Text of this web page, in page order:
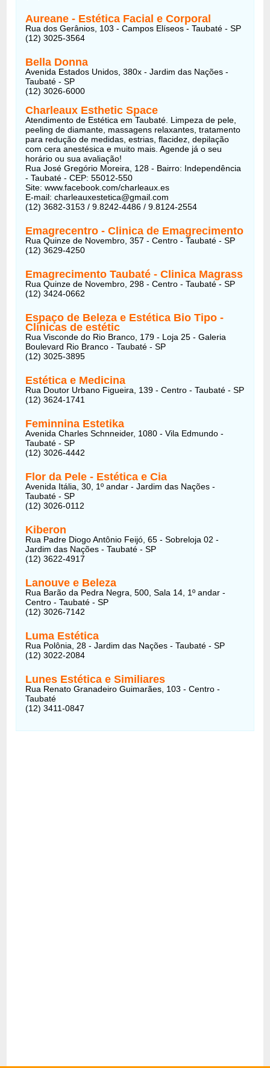
Aureane - Estética Facial e Corporal
Rua dos Gerânios, 103 - Campos Elíseos - Taubaté - SP
(12) 3025-3564
Bella Donna
Avenida Estados Unidos, 380x - Jardim das Nações -
Taubaté - SP
(12) 3026-6000
Charleaux Esthetic Space
Atendimento de Estética em Taubaté. Limpeza de pele,
peeling de diamante, massagens relaxantes, tratamento
para redução de medidas, estrias, flacidez, depilação
com cera anestésica e muito mais. Agende já o seu
horário ou sua avaliação!
Rua José Gregório Moreira, 128 - Bairro: Independência
- Taubaté - CEP: 55012-550
Site: www.facebook.com/charleaux.es
E-mail: charleauxestetica@gmail.com
(12) 3682-3153 / 9.8242-4486 / 9.8124-2554
Emagrecentro - Clinica de Emagrecimento
Rua Quinze de Novembro, 357 - Centro - Taubaté - SP
(12) 3629-4250
Emagrecimento Taubaté - Clinica Magrass
Rua Quinze de Novembro, 298 - Centro - Taubaté - SP
(12) 3424-0662
Espaço de Beleza e Estética Bio Tipo -
Clínicas de estétic
Rua Visconde do Rio Branco, 179 - Loja 25 - Galeria
Boulevard Rio Branco - Taubaté - SP
(12) 3025-3895
Estética e Medicina
Rua Doutor Urbano Figueira, 139 - Centro - Taubaté - SP
(12) 3624-1741
Feminnina Estetika
Avenida Charles Schnneider, 1080 - Vila Edmundo -
Taubaté - SP
(12) 3026-4442
Flor da Pele - Estética e Cia
Avenida Itália, 30, 1º andar - Jardim das Nações -
Taubaté - SP
(12) 3026-0112
Kiberon
Rua Padre Diogo Antônio Feijó, 65 - Sobreloja 02 -
Jardim das Nações - Taubaté - SP
(12) 3622-4917
Lanouve e Beleza
Rua Barão da Pedra Negra, 500, Sala 14, 1º andar -
Centro - Taubaté - SP
(12) 3026-7142
Luma Estética
Rua Polônia, 28 - Jardim das Nações - Taubaté - SP
(12) 3022-2084
Lunes Estética e Similiares
Rua Renato Granadeiro Guimarães, 103 - Centro -
Taubaté
(12) 3411-0847